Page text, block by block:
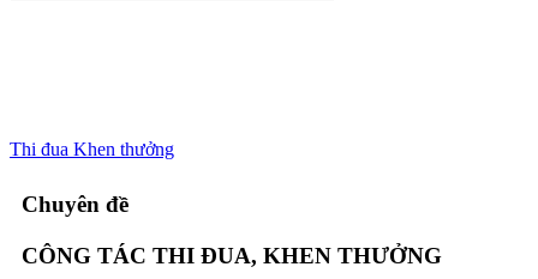
Thi đua Khen thưởng
Chuyên đề
CÔNG TÁC THI ĐUA, KHEN THƯỞNG